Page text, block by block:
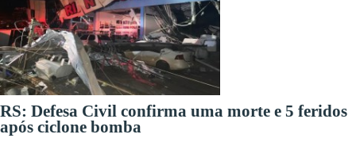
RS: Defesa Civil confirma uma morte e 5 feridos
após ciclone bomba